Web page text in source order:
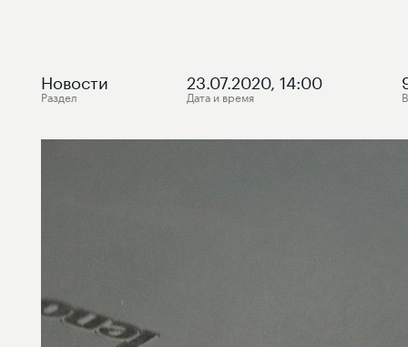
Новости
Раздел
23.07.2020, 14:00
Дата и время